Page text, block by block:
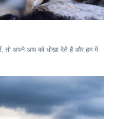
तो अपने आप को धोखा देते हैं और हम में